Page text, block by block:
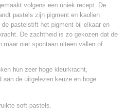
volgens een uniek recept. De
pastels zijn pigment en kaolien
pastelstift het pigment bij elkaar en
De zachtheid is zo gekozen dat de
maar niet spontaan uiteen vallen of
hun zeer hoge kleurkracht,
aan de uitgelezen keuze en hoge
soft pastels.